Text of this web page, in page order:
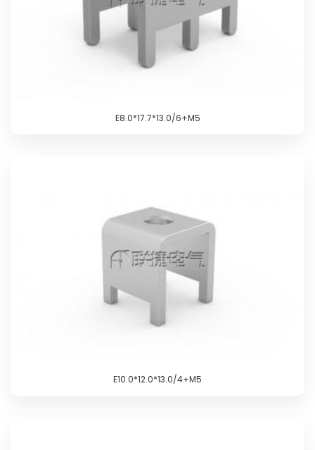
E8.0*17.7*13.0/6+M5
E10.0*12.0*13.0/4+M5